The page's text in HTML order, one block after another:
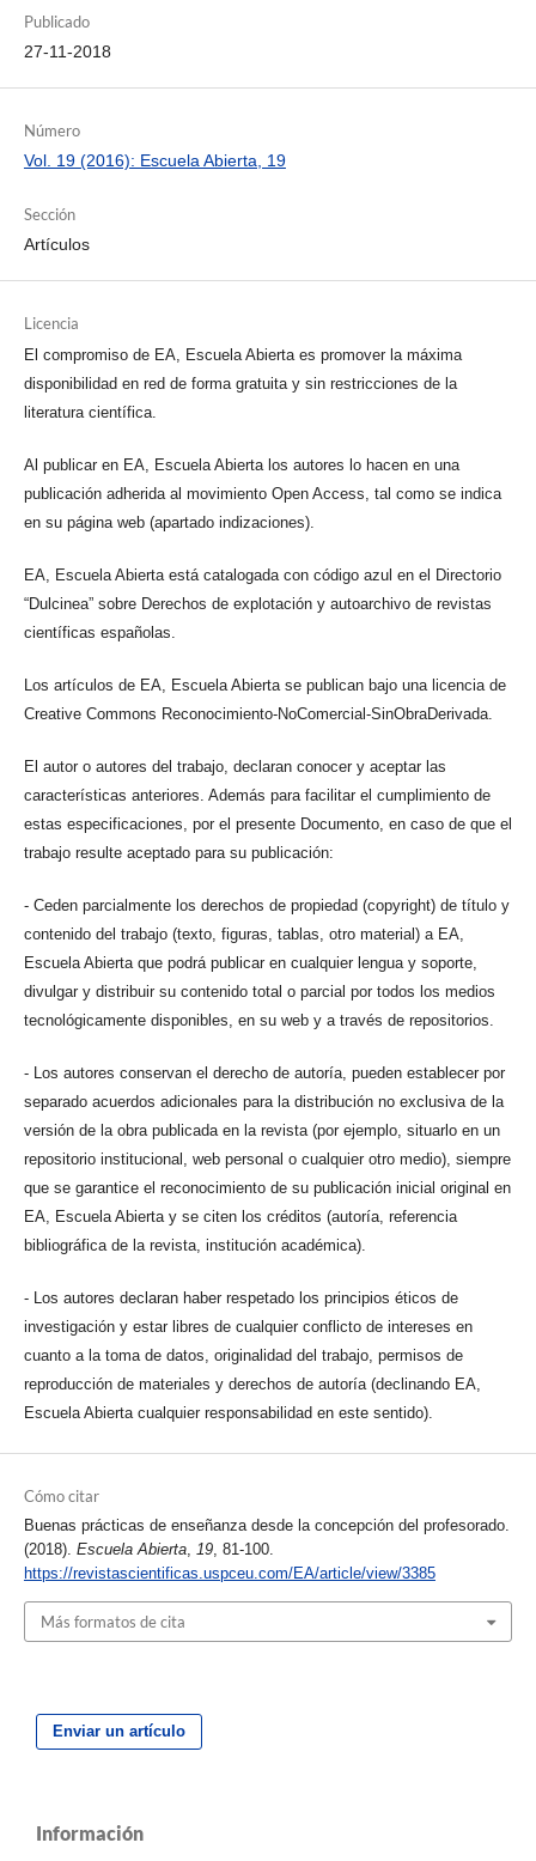
Publicado
27-11-2018
Número
Vol. 19 (2016): Escuela Abierta, 19
Sección
Artículos
Licencia
El compromiso de EA, Escuela Abierta es promover la máxima
disponibilidad en red de forma gratuita y sin restricciones de la
literatura científica.
Al publicar en EA, Escuela Abierta los autores lo hacen en una
publicación adherida al movimiento Open Access, tal como se indica
en su página web (apartado indizaciones).
EA, Escuela Abierta está catalogada con código azul en el Directorio
“Dulcinea” sobre Derechos de explotación y autoarchivo de revistas
científicas españolas.
Los artículos de EA, Escuela Abierta se publican bajo una licencia de
Creative Commons Reconocimiento-NoComercial-SinObraDerivada.
El autor o autores del trabajo, declaran conocer y aceptar las
características anteriores. Además para facilitar el cumplimiento de
estas especificaciones, por el presente Documento, en caso de que el
trabajo resulte aceptado para su publicación:
- Ceden parcialmente los derechos de propiedad (copyright) de título y
contenido del trabajo (texto, figuras, tablas, otro material) a EA,
Escuela Abierta que podrá publicar en cualquier lengua y soporte,
divulgar y distribuir su contenido total o parcial por todos los medios
tecnológicamente disponibles, en su web y a través de repositorios.
- Los autores conservan el derecho de autoría, pueden establecer por
separado acuerdos adicionales para la distribución no exclusiva de la
versión de la obra publicada en la revista (por ejemplo, situarlo en un
repositorio institucional, web personal o cualquier otro medio), siempre
que se garantice el reconocimiento de su publicación inicial original en
EA, Escuela Abierta y se citen los créditos (autoría, referencia
bibliográfica de la revista, institución académica).
- Los autores declaran haber respetado los principios éticos de
investigación y estar libres de cualquier conflicto de intereses en
cuanto a la toma de datos, originalidad del trabajo, permisos de
reproducción de materiales y derechos de autoría (declinando EA,
Escuela Abierta cualquier responsabilidad en este sentido).
Cómo citar
Buenas prácticas de enseñanza desde la concepción del profesorado.
(2018). Escuela Abierta, 19, 81-100.
https://revistascientificas.uspceu.com/EA/article/view/3385
Más formatos de cita
Enviar un artículo
Información